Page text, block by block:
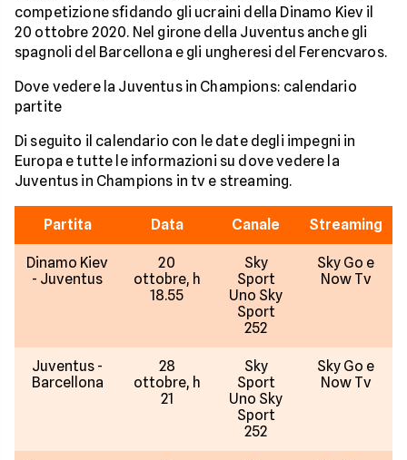
competizione sfidando gli ucraini della Dinamo Kiev il
20 ottobre 2020. Nel girone della Juventus anche gli
spagnoli del Barcellona e gli ungheresi del Ferencvaros.
Dove vedere la Juventus in Champions: calendario
partite
Di seguito il calendario con le date degli impegni in
Europa e tutte le informazioni su dove vedere la
Juventus in Champions in tv e streaming.
Partita Data Canale Streaming
Dinamo Kiev
- Juventus
20
ottobre, h
18.55
Sky
Sport
Uno Sky
Sport
252
Sky Go e
Now Tv
Juventus -
Barcellona
28
ottobre, h
21
Sky
Sport
Uno Sky
Sport
252
Sky Go e
Now Tv